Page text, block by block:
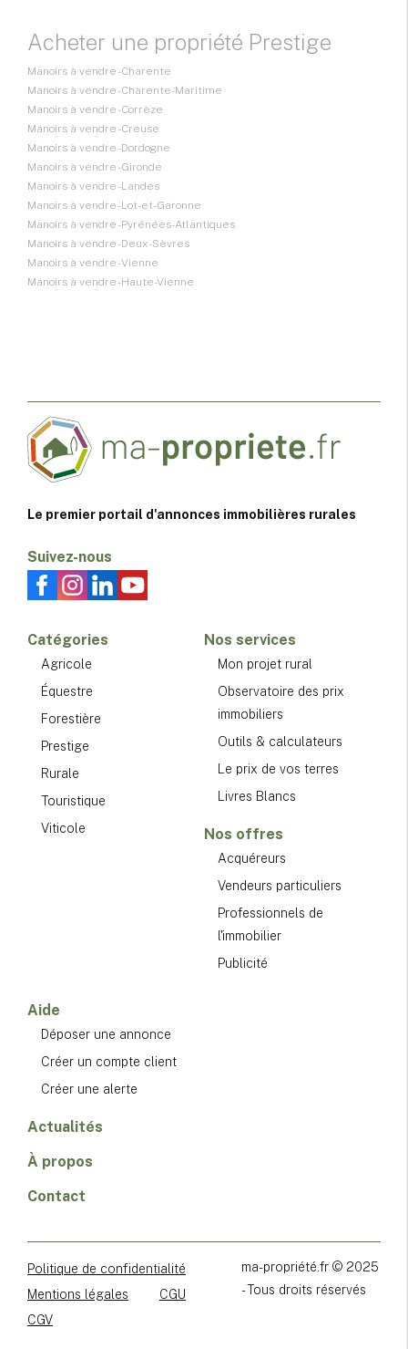
Acheter une propriété Prestige
Manoirs à vendre - Charente
Manoirs à vendre - Charente-Maritime
Manoirs à vendre - Corrèze
Manoirs à vendre - Creuse
Manoirs à vendre - Dordogne
Manoirs à vendre - Gironde
Manoirs à vendre - Landes
Manoirs à vendre - Lot-et-Garonne
Manoirs à vendre - Pyrénées-Atlantiques
Manoirs à vendre - Deux-Sèvres
Manoirs à vendre - Vienne
Manoirs à vendre - Haute-Vienne
Le premier portail d'annonces immobilières rurales
Suivez-nous
Catégories
Agricole
Équestre
Forestière
Prestige
Rurale
Touristique
Viticole
Nos services
Mon projet rural
Observatoire des prix
immobiliers
Outils & calculateurs
Le prix de vos terres
Livres Blancs
Nos offres
Acquéreurs
Vendeurs particuliers
Professionnels de
l'immobilier
Publicité
Aide
Déposer une annonce
Créer un compte client
Créer une alerte
Actualités
À propos
Contact
Politique de confidentialité
Mentions légales
CGU
CGV
ma-propriété.fr © 2025
- Tous droits réservés